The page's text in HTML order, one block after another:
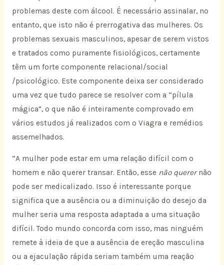
problemas deste com álcool. É necessário assinalar, no
entanto, que isto não é prerrogativa das mulheres. Os
problemas sexuais masculinos, apesar de serem vistos
e tratados como puramente fisiológicos, certamente
têm um forte componente relacional/social
/psicológico. Este componente deixa ser considerado
uma vez que tudo parece se resolver com a “pílula
mágica”, o que não é inteiramente comprovado em
vários estudos já realizados com o Viagra e remédios
assemelhados.
“A mulher pode estar em uma relação difícil com o
homem e não querer transar. Então, esse não querernão
pode ser medicalizado. Isso é interessante porque
significa que a ausência ou a diminuição do desejo da
mulher seria uma resposta adaptada a uma situação
difícil. Todo mundo concorda com isso, mas ninguém
remete à ideia de que a ausência de ereção masculina
ou a ejaculação rápida seriam também uma reação